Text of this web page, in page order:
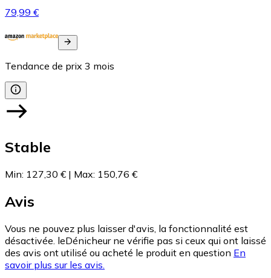
79,99 €
Tendance de prix 3 mois
Stable
Min: 127,30 € | Max: 150,76 €
Avis
Vous ne pouvez plus laisser d'avis, la fonctionnalité est
désactivée. leDénicheur ne vérifie pas si ceux qui ont laissé
des avis ont utilisé ou acheté le produit en question En
savoir plus sur les avis.